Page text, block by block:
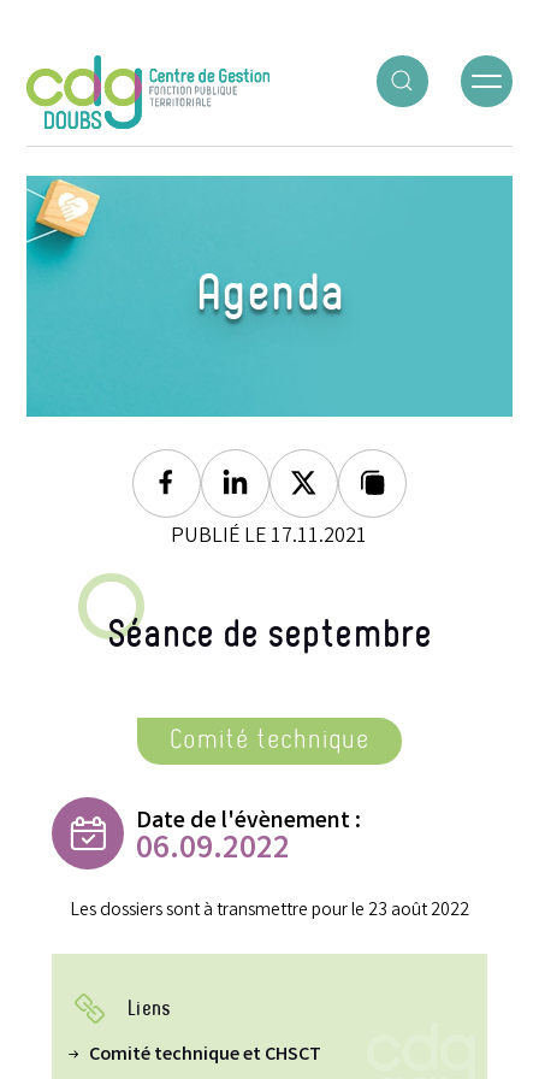
ACCUEIL○AGENDA○SÉANCE DE SEPTEMBRE
Agenda
FacebookLinkedinTwitterLien copié
PUBLIÉ LE 17.11.2021
Séance de septembre
Comité technique
Date de l'évènement :
06.09.2022
Les dossiers sont à transmettre pour le 23 août 2022
Liens
Comité technique et CHSCT